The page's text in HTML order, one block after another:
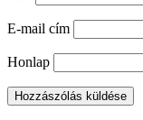
E-mail cím
Honlap